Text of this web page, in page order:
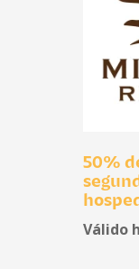
50%
Válido